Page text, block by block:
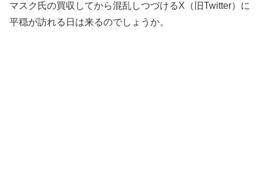
マスク氏の買収してから混乱しつづけるX（旧Twitter）に
平穏が訪れる日は来るのでしょうか。